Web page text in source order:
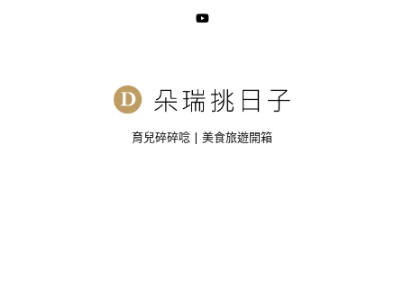
育兒碎碎唸 | 美食旅遊開箱